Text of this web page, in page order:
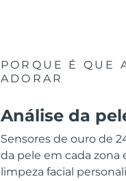
PORQUE É QUE
ADORAR
Análise da
Sensores de ouro de
da pele em cada zona
limpeza facial